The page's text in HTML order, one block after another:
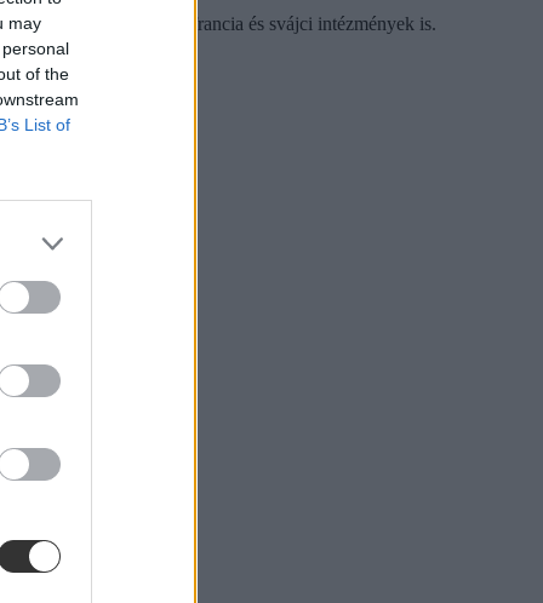
may
of the
List of
feltűnnek számos brit, francia és svájci intézmények is.